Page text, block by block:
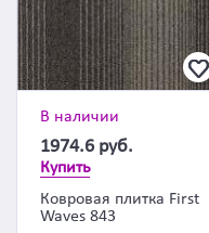
В наличии
1974.6 руб.
Купить
Ковровая плитка First
Waves 843